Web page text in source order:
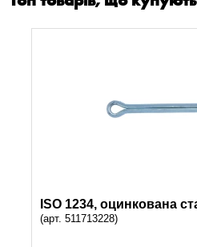
ISO 1234, оцинкована
(арт. 511713228)